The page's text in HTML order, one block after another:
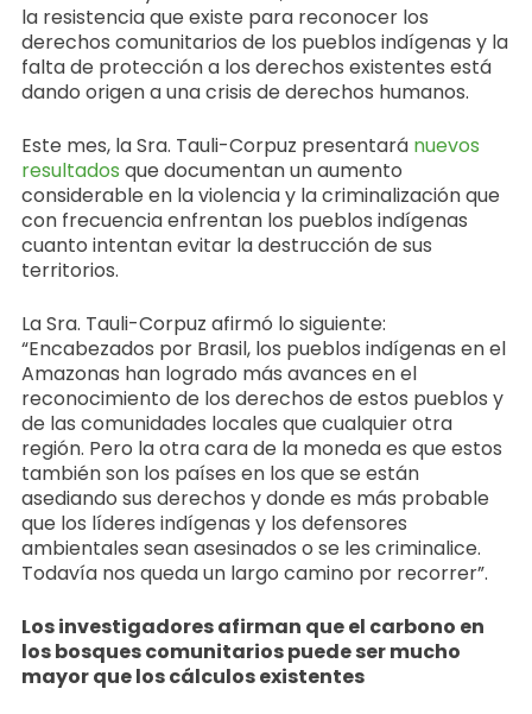
la resistencia que existe para reconocer los
derechos comunitarios de los pueblos indígenas y la
falta de protección a los derechos existentes está
dando origen a una crisis de derechos humanos.
Este mes, la Sra. Tauli-Corpuz presentará nuevos
resultados que documentan un aumento
considerable en la violencia y la criminalización que
con frecuencia enfrentan los pueblos indígenas
cuanto intentan evitar la destrucción de sus
territorios.
La Sra. Tauli-Corpuz afirmó lo siguiente:
“Encabezados por Brasil, los pueblos indígenas en el
Amazonas han logrado más avances en el
reconocimiento de los derechos de estos pueblos y
de las comunidades locales que cualquier otra
región. Pero la otra cara de la moneda es que estos
también son los países en los que se están
asediando sus derechos y donde es más probable
que los líderes indígenas y los defensores
ambientales sean asesinados o se les criminalice.
Todavía nos queda un largo camino por recorrer”.
Los investigadores afirman que el carbono en
los bosques comunitarios puede ser mucho
mayor que los cálculos existentes